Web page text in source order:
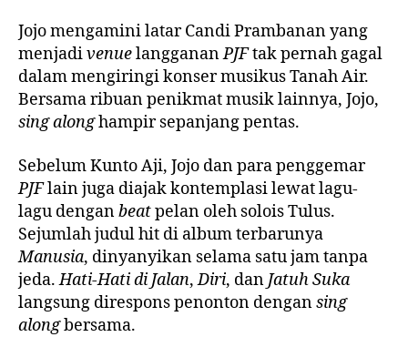
Jojo mengamini latar Candi Prambanan yang
menjadivenuelanggananPJFtak pernah gagal
dalam mengiringi konser musikus Tanah Air.
Bersama ribuan penikmat musik lainnya, Jojo,
sing alonghampir sepanjang pentas.
Sebelum Kunto Aji, Jojo dan para penggemar
PJFlain juga diajak kontemplasi lewat lagu-
lagu denganbeatpelan oleh solois Tulus.
Sejumlah judul hit di album terbarunya
Manusia, dinyanyikan selama satu jam tanpa
jeda.Hati-Hati di Jalan,Diri, dan Jatuh Suka
langsung direspons penonton dengansing
alongbersama.